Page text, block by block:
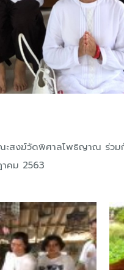
ฆ์วัดพิศาลโพธิญาณ ร่วมกั
คม 2563